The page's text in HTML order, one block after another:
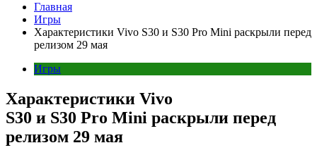
Главная
Игры
Характеристики Vivo S30 и S30 Pro Mini раскрыли перед
релизом 29 мая
Игры
Характеристики Vivo
S30 и S30 Pro Mini раскрыли перед
релизом 29 мая